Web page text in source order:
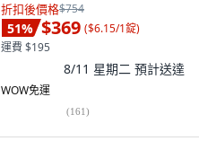
折扣後價格$754
51% $369 ($6.15/1錠)
運費 $195
8/11 星期二 預計送達
WOW免運
(161)